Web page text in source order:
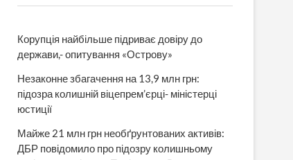
Корупція найбільше підриває довіру до
держави,- опитування «Острову»
Незаконне збагачення на 13,9 млн грн:
підозра колишній віцепрем’єрці- міністерці
юстиції
Майже 21 млн грн необґрунтованих активів:
ДБР повідомило про підозру колишньому